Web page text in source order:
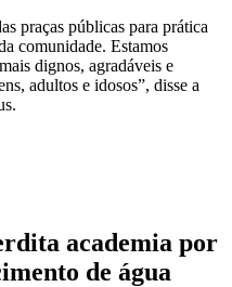
praças públicas para prática
comunidade. Estamos
dignos, agradáveis e
adultos e idosos”, disse a
academia por
de água